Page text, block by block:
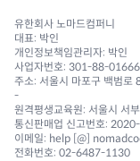
유한회사 노마드컴퍼니
대표: 박인
개인정보책임관리자: 박인
사업자번호: 301-88-01666
주소: 서울시 마포구 백범로
-
원격평생교육원: 서울시 서
통신판매업 신고번호:
이메일: help [@]
전화번호: 02-6487-1130